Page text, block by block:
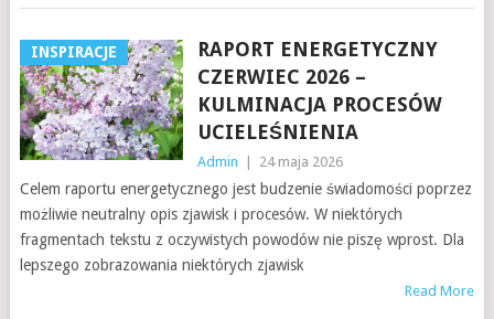
INSPIRACJE
RAPORT ENERGETYCZNY
CZERWIEC 2026 –
KULMINACJA PROCESÓW
UCIELEŚNIENIA
Admin 24 maja 2026
Celem raportu energetycznego jest budzenie świadomości poprzez
możliwie neutralny opis zjawisk i procesów. W niektórych
fragmentach tekstu z oczywistych powodów nie piszę wprost. Dla
lepszego zobrazowania niektórych zjawisk
Read More